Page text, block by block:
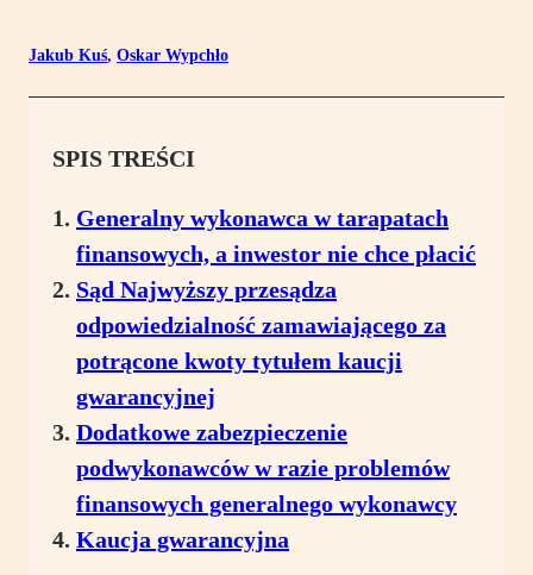
Jakub Kuś, Oskar Wypchło
SPIS TREŚCI
Generalny wykonawca w tarapatach
finansowych, a inwestor nie chce płacić
Sąd Najwyższy przesądza
odpowiedzialność zamawiającego za
potrącone kwoty tytułem kaucji
gwarancyjnej
Dodatkowe zabezpieczenie
podwykonawców w razie problemów
finansowych generalnego wykonawcy
Kaucja gwarancyjna